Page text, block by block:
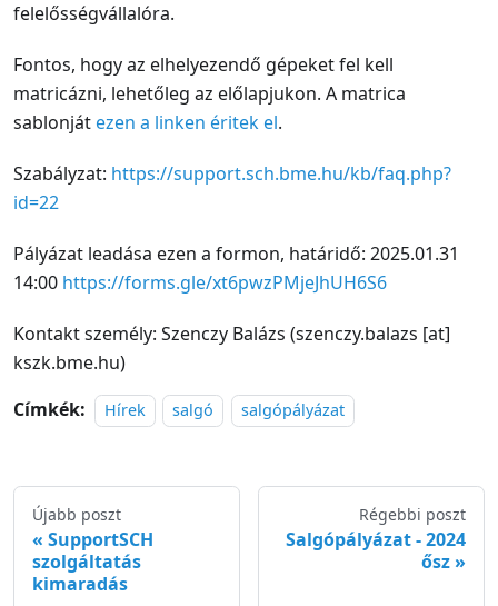
felelősségvállalóra.
Fontos, hogy az elhelyezendő gépeket fel kell
matricázni, lehetőleg az előlapjukon. A matrica
sablonját ezen a linken éritek el.
Szabályzat: https://support.sch.bme.hu/kb/faq.php?
id=22
Pályázat leadása ezen a formon, határidő: 2025.01.31
14:00 https://forms.gle/xt6pwzPMjeJhUH6S6
Kontakt személy: Szenczy Balázs (szenczy.balazs [at]
kszk.bme.hu)
Címkék:
Hírek salgó salgópályázat
Újabb poszt
SupportSCH
szolgáltatás
kimaradás
Régebbi poszt
Salgópályázat - 2024
ősz